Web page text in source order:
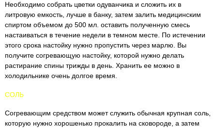
Необходимо собрать цветки одуванчика и сложить их в
литровую емкость, лучше в банку, затем залить медицинским
спиртом объемом до 500 мл. оставить полученную смесь
настаиваться в течение недели в темном месте. По истечении
этого срока настойку нужно пропустить через марлю. Вы
получите согревающую настойку, которой нужно делать
растирание спины трижды в день. Хранить ее можно в
холодильнике очень долгое время.
СОЛЬ
Согревающим средством может служить обычная крупная соль,
которую нужно хорошенько прокалить на сковороде, а затем